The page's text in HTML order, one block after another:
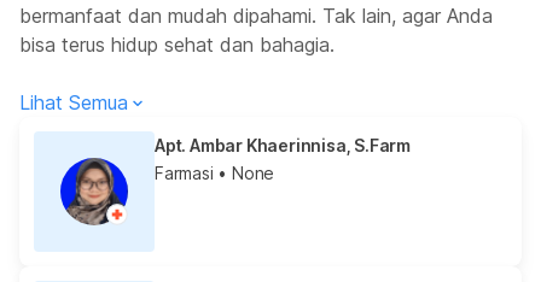
bermanfaat dan mudah dipahami. Tak lain, agar Anda
bisa terus hidup sehat dan bahagia.
Lihat Semua
Apt. Ambar Khaerinnisa, S.Farm
Farmasi • None